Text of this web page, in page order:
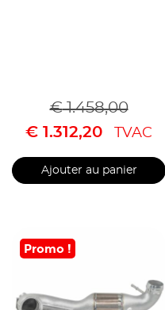
€1.458,00
€ 1.312,20 TVAC
Ajouter au panier
Promo !